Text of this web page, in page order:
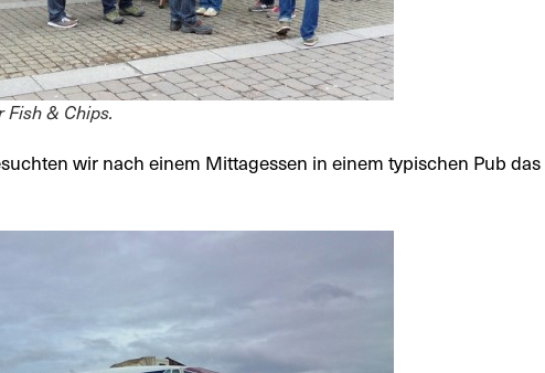
Fish & Chips.
wir nach einem Mittagessen in einem typischen Pub das